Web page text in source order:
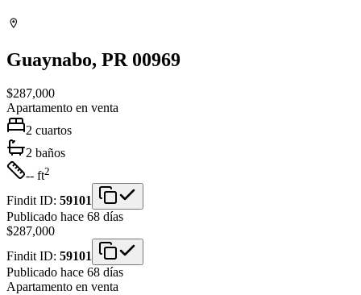
Guaynabo, PR 00969
$287,000
Apartamento en venta
2 cuartos
2 baños
-- ft2
Findit ID: 59101
Publicado hace 68 días
$287,000
Findit ID: 59101
Publicado hace 68 días
Apartamento en venta